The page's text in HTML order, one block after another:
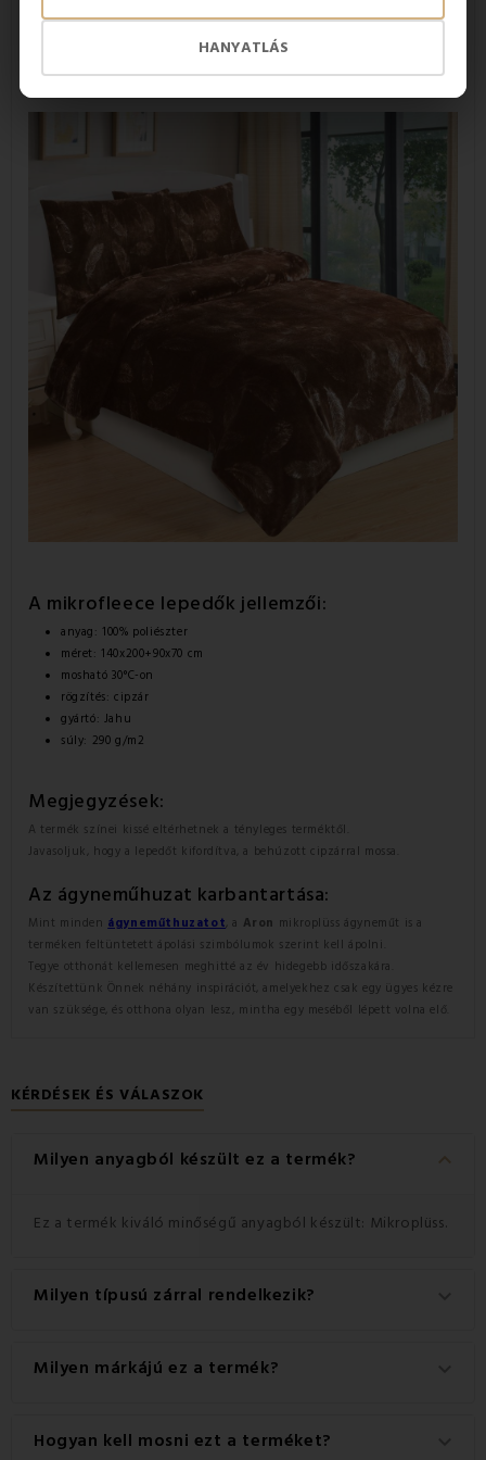
HANYATLÁS
gyorsan szárad, így folyamatosan élvezheti a puhaságot
ideális az év téli hónapjaiban
A mikrofleece lepedők jellemzői:
anyag: 100% poliészter
méret: 140x200+90x70 cm
mosható 30°C-on
rögzítés: cipzár
gyártó: Jahu
súly: 290 g/m2
Megjegyzések:
A termék színei kissé eltérhetnek a tényleges terméktől.
Javasoljuk, hogy a lepedőt kifordítva, a behúzott cipzárral mossa.
Az ágyneműhuzat karbantartása:
Mint minden ágyneműthuzatot , a Aron mikroplüss ágyneműt is a
terméken feltüntetett ápolási szimbólumok szerint kell ápolni.
Tegye otthonát kellemesen meghitté az év hidegebb időszakára.
Készítettünk Önnek néhány inspirációt, amelyekhez csak egy ügyes kézre
van szüksége, és otthona olyan lesz, mintha egy meséből lépett volna elő.
KÉRDÉSEK ÉS VÁLASZOK
Milyen anyagból készült ez a termék? keyboard_arrow_down
Ez a termék kiváló minőségű anyagból készült: Mikroplüss.
Milyen típusú zárral rendelkezik?
Ez a termék praktikus Cipzár zárral rendelkezik.
Milyen márkájú ez a termék?
Ez a(z) Jehu márka eredeti terméke.
Hogyan kell mosni ezt a terméket?